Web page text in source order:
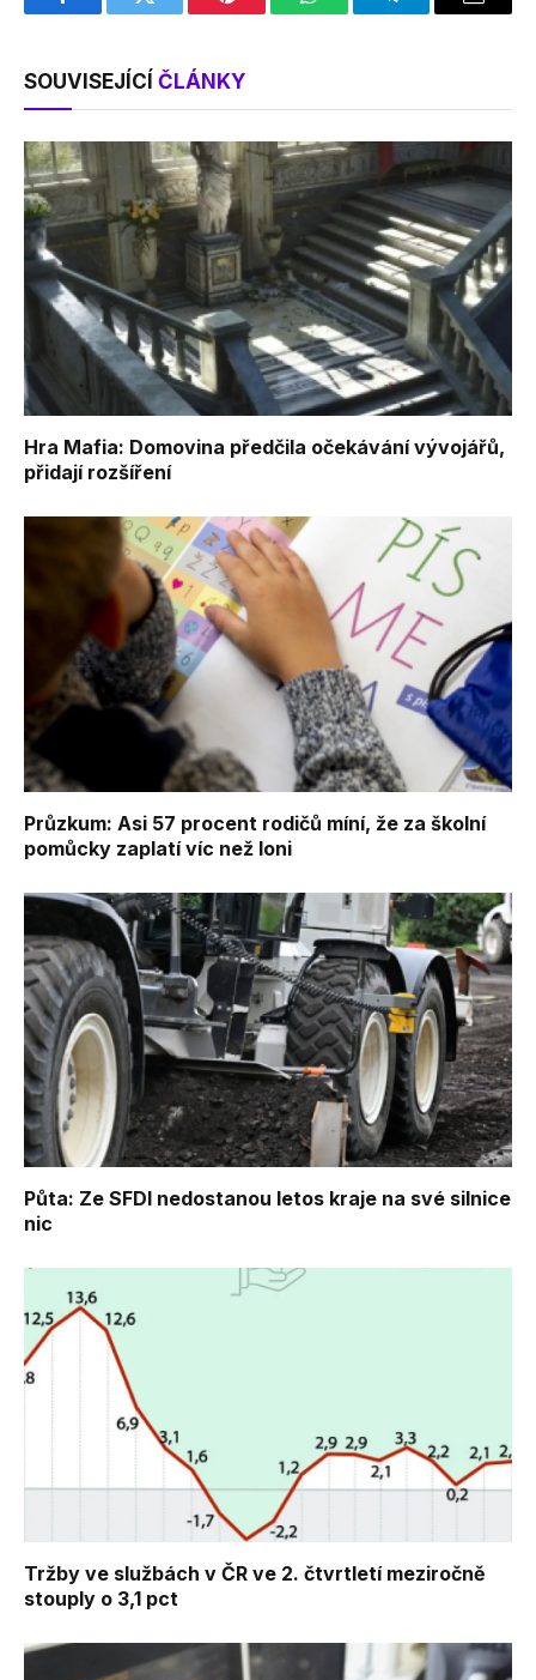
FacebookTwitter Pinterest WhatsAppTelegramEmail
SOUVISEJÍCÍ ČLÁNKY
Hra Mafia: Domovina předčila očekávání vývojářů,
přidají rozšíření
Průzkum: Asi 57 procent rodičů míní, že za školní
pomůcky zaplatí víc než loni
Půta: Ze SFDI nedostanou letos kraje na své silnice
nic
Tržby ve službách v ČR ve 2. čtvrtletí meziročně
stouply o 3,1 pct